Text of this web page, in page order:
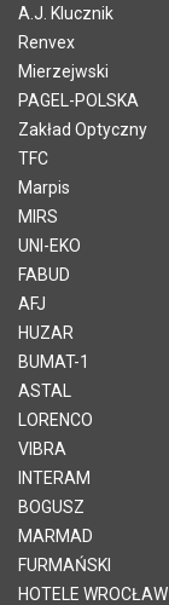
A.J. Klucznik
Renvex
Mierzejwski
PAGEL-POLSKA
Zakład Optyczny
TFC
Marpis
MIRS
UNI-EKO
FABUD
AFJ
HUZAR
BUMAT-1
ASTAL
LORENCO
VIBRA
INTERAM
BOGUSZ
MARMAD
FURMAŃSKI
HOTELE WROCŁAW